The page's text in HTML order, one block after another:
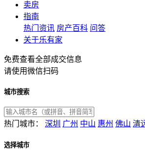
卖房
指南
热门资讯 房产百科 问答
关于乐有家
免费查看全部成交信息
请使用微信扫码
城市搜索
热门城市： 深圳 广州 中山 惠州 佛山 清
选择城市